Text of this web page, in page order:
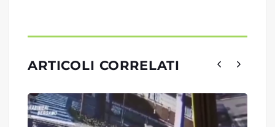
ARTICOLI CORRELATI